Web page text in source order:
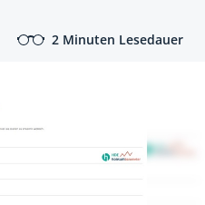
2 Minuten Lesedauer